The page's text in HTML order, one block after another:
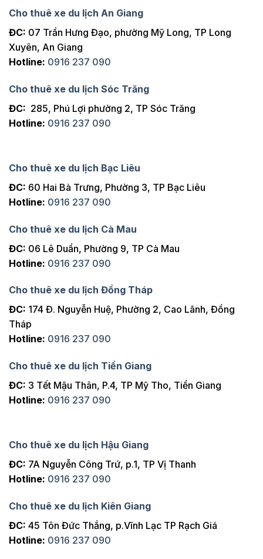
Cho thuê xe du lịch An Giang
ĐC: 07 Trần Hưng Đạo, phường Mỹ Long, TP Long
Xuyên, An Giang
Hotline: 0916 237 090
Cho thuê xe du lịch Sóc Trăng
ĐC: 285, Phú Lợi phường 2, TP Sóc Trăng
Hotline: 0916 237 090
Cho thuê xe du lịch Bạc Liêu
ĐC: 60 Hai Bà Trưng, Phường 3, TP Bạc Liêu
Hotline: 0916 237 090
Cho thuê xe du lịch Cà Mau
ĐC: 06 Lê Duẩn, Phường 9, TP Cà Mau
Hotline: 0916 237 090
Cho thuê xe du lịch Đồng Tháp
ĐC: 174 Đ. Nguyễn Huệ, Phường 2, Cao Lãnh, Đồng
Tháp
Hotline: 0916 237 090
Cho thuê xe du lịch Tiền Giang
ĐC: 3 Tết Mậu Thân, P.4, TP Mỹ Tho, Tiền Giang
Hotline: 0916 237 090
Cho thuê xe du lịch Hậu Giang
ĐC: 7A Nguyễn Công Trứ, p.1, TP Vị Thanh
Hotline: 0916 237 090
Cho thuê xe du lịch Kiên Giang
ĐC: 45 Tôn Đức Thắng, p.Vĩnh Lạc TP Rạch Giá
Hotline: 0916 237 090